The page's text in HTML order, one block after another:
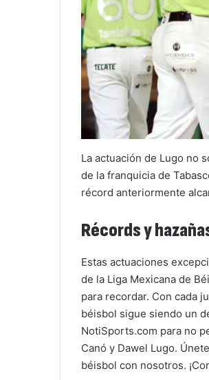
La actuación de Lugo no
de la franquicia de
récord anteriormente
Récords y
Estas actuaciones
de la Liga Mexicana de
para recordar. Con cada
béisbol sigue siendo un
NotiSports.com para no
Canó y Dawel Lugo.
béisbol con nosotros.